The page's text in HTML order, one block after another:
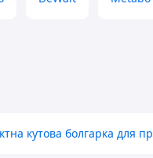
кутова болгарка для